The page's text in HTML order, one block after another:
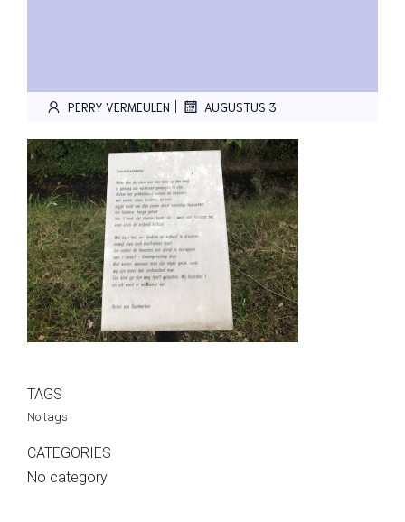
PERRY VERMEULEN | AUGUSTUS 3
TAGS
No tags
CATEGORIES
No category